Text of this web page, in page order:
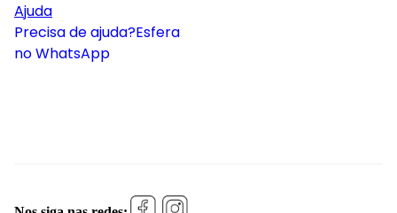
Ajuda
Precisa de ajuda?Esfera
no WhatsApp